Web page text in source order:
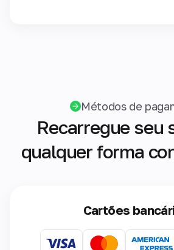
Métodos de
Recarregue seu
qualquer forma
Cartões